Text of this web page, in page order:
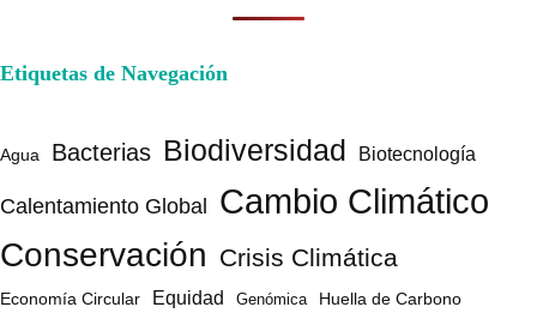
Etiquetas de Navegación
Agua Bacterias Biodiversidad Biotecnología
Calentamiento Global Cambio Climático
Conservación Crisis Climática
Economía Circular Equidad Genómica Huella de Carbono